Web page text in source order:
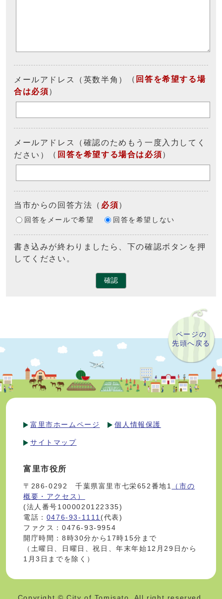
メールアドレス（英数半角） （ 回答を希望する場
合は必須）
メールアドレス（確認のためもう一度入力してく
ださい）
（ 回答を希望する場合は必須）
当市からの回答方法 （ 必須）
回答をメールで希望 回答を希望しない
書き込みが終わりましたら、下の確認ボタンを押
してください。
確認
ページの
先頭へ戻る
富里市ホームページ 個人情報保護
サイトマップ
富里市役所
〒286-0292 千葉県富里市七栄652番地1
（市の
概要・アクセス）
(法人番号1000020122335)
電話： 0476-93-1111(代表)
ファクス：0476-93-9954
開庁時間：8時30分から17時15分まで
（土曜日、日曜日、祝日、年末年始12月29日から
1月3日までを除く）